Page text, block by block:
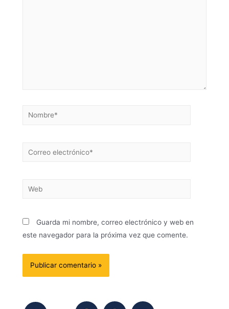
Guarda mi nombre, correo electrónico y web en
este navegador para la próxima vez que comente.